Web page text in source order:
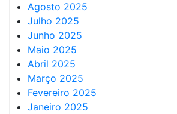
Agosto 2025
Julho 2025
Junho 2025
Maio 2025
Abril 2025
Março 2025
Fevereiro 2025
Janeiro 2025